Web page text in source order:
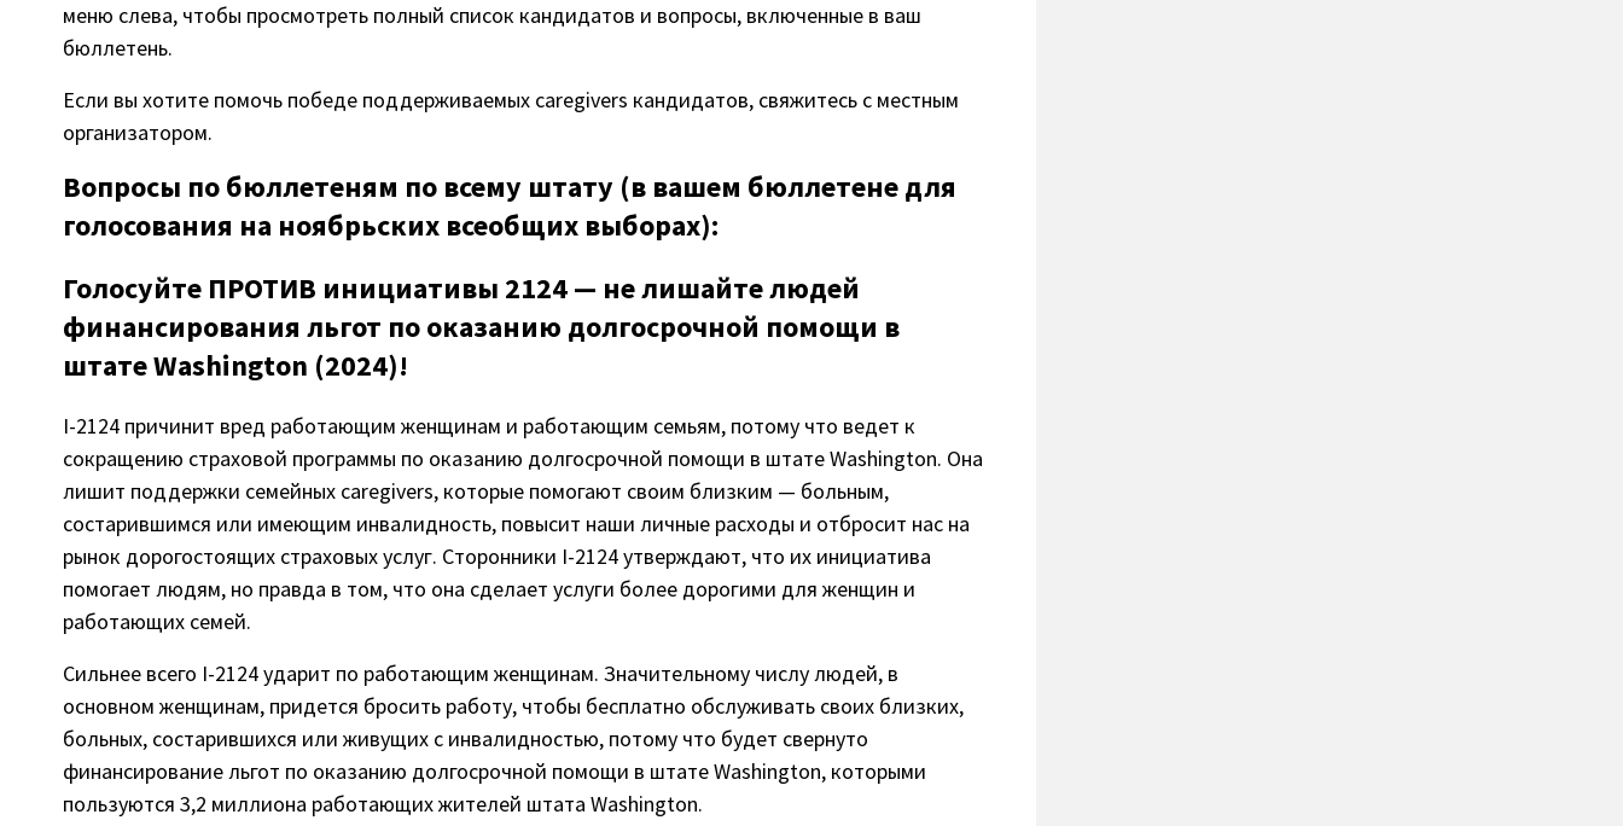
меню слева, чтобы просмотреть полный список кандидатов и вопросы, включенные в ваш
бюллетень.
Если вы хотите помочь победе поддерживаемых caregivers кандидатов, свяжитесь с местным
организатором.
Вопросы по бюллетеням по всему штату (в вашем бюллетене для
голосования на ноябрьских всеобщих выборах):
Голосуйте ПРОТИВ инициативы 2124 — не лишайте людей
финансирования льгот по оказанию долгосрочной помощи в
штате Washington (2024)!
I-2124 причинит вред работающим женщинам и работающим семьям, потому что ведет к
сокращению страховой программы по оказанию долгосрочной помощи в штате Washington. Она
лишит поддержки семейных caregivers, которые помогают своим близким — больным,
состарившимся или имеющим инвалидность, повысит наши личные расходы и отбросит нас на
рынок дорогостоящих страховых услуг. Сторонники I-2124 утверждают, что их инициатива
помогает людям, но правда в том, что она сделает услуги более дорогими для женщин и
работающих семей.
Сильнее всего I-2124 ударит по работающим женщинам. Значительному числу людей, в
основном женщинам, придется бросить работу, чтобы бесплатно обслуживать своих близких,
больных, состарившихся или живущих с инвалидностью, потому что будет свернуто
финансирование льгот по оказанию долгосрочной помощи в штате Washington, которыми
пользуются 3,2 миллиона работающих жителей штата Washington.